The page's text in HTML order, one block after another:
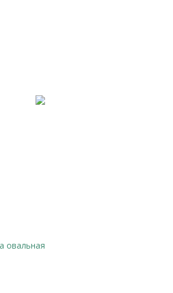
овальная